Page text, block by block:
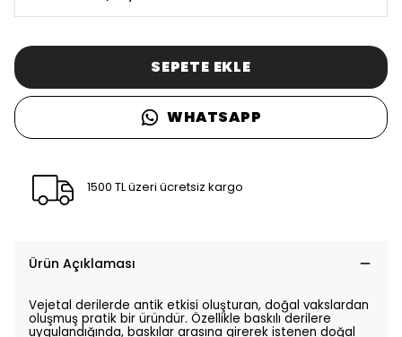
SEPETE EKLE
WHATSAPP
1500 TL üzeri ücretsiz kargo
Ürün Açıklaması
Vejetal derilerde antik etkisi oluşturan, doğal vakslardan
oluşmuş pratik bir üründür. Özellikle baskılı derilere
uygulandığında, baskılar arasına girerek istenen doğal